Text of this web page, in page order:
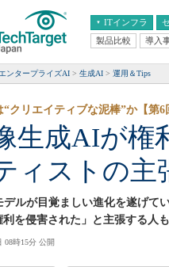
ITインフラ
エンタープライズAI
ERP
CX
情報系システム
製品比較 導入
エンタープライズAI 生成AI 運用＆Tips
生成AIが
ィストの主
クリエイティブな泥棒”か【第6
デルが目覚ましい進化を遂げて
を侵害された」と主張する人
08時15分 公開